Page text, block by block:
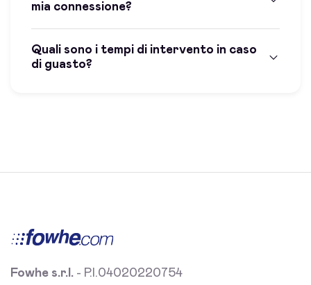
mia connessione?
Quali sono i tempi di intervento in caso
di guasto?
Fowhe s.r.l. - P.I.04020220754